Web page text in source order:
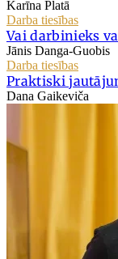
Karīna Platā
Darba tiesības
Vai darbinieks
Jānis Danga-Guobis
Darba tiesības
Praktiski
Dana Gaikeviča